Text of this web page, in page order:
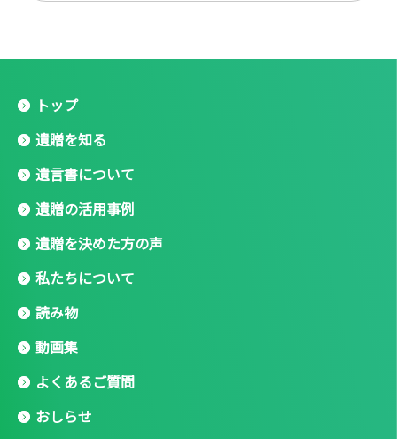
トップ
遺贈を知る
遺言書について
遺贈の活用事例
遺贈を決めた方の声
私たちについて
読み物
動画集
よくあるご質問
おしらせ